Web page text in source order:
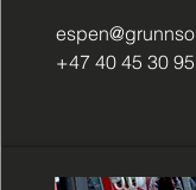
+47 40 45 30 95